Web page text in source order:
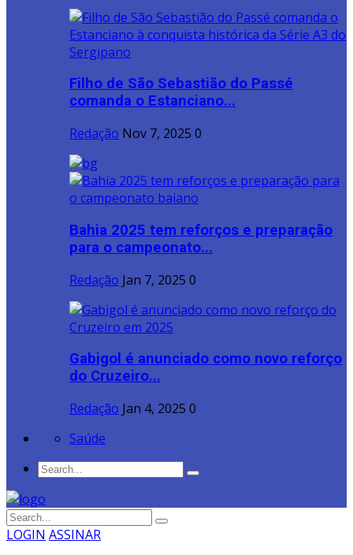
Filho de São Sebastião do Passé
comanda o Estanciano...
Redação Nov 7, 2025 0
Bahia 2025 tem reforços e preparação
para o campeonato...
Redação Jan 7, 2025 0
Gabigol é anunciado como novo reforço
do Cruzeiro...
Redação Jan 4, 2025 0
Saúde
LOGIN ASSINAR